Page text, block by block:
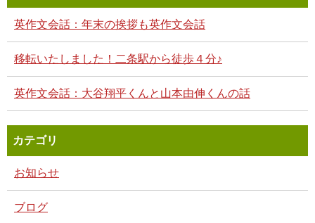
英作文会話：年末の挨拶も英作文会話
移転いたしました！二条駅から徒歩４分♪
英作文会話：大谷翔平くんと山本由伸くんの話
カテゴリ
お知らせ
ブログ